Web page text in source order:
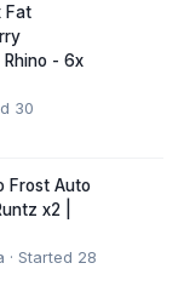
Fat
Rhino - 6x
30
Frost Auto
x2 |
· Started 28